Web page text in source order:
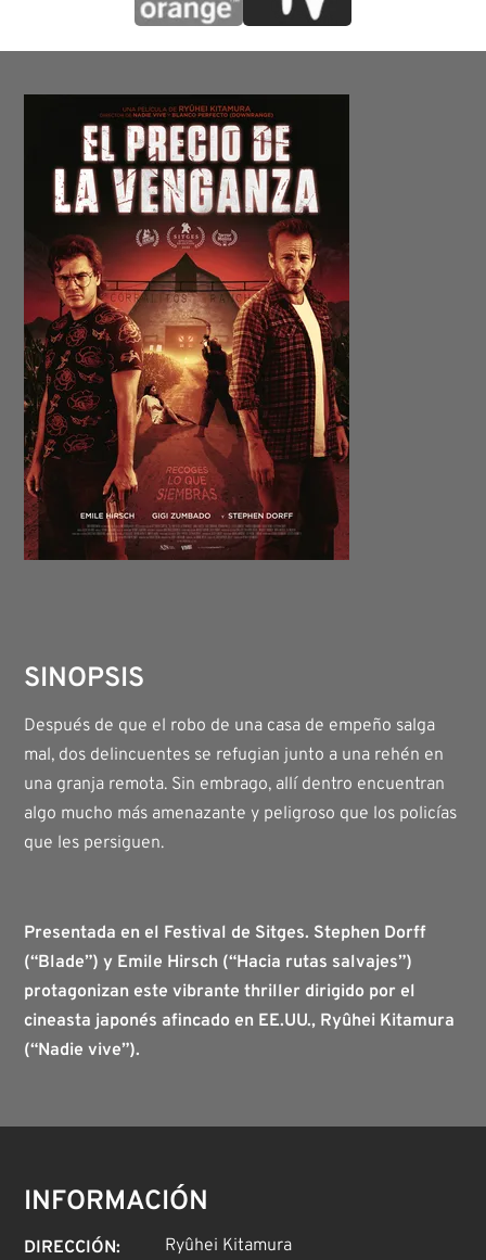
SINOPSIS
Después de que el robo de una casa de empeño salga
mal, dos delincuentes se refugian junto a una rehén en
una granja remota. Sin embrago, allí dentro encuentran
algo mucho más amenazante y peligroso que los policías
que les persiguen.
Presentada en el Festival de Sitges. Stephen Dorff
(“Blade”) y Emile Hirsch (“Hacia rutas salvajes”)
protagonizan este vibrante thriller dirigido por el
cineasta japonés afincado en EE.UU., Ryûhei Kitamura
(“Nadie vive”).
INFORMACIÓN
DIRECCIÓN:
Ryûhei Kitamura